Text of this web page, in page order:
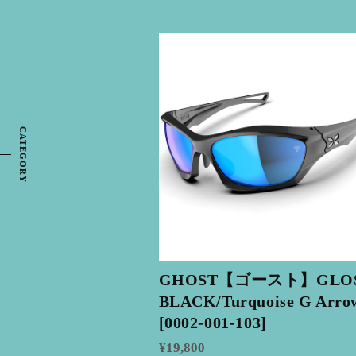
CATEGORY
GHOST【ゴースト】
BLACK/Turquoise G
[0002-001-103]
¥19,800